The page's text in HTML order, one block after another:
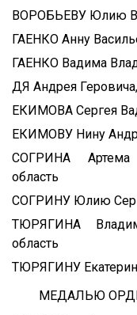
ВОРОБЬЕВУ Юлию
ГАЕНКО Анну
ГАЕНКО Вадима
ДЯ Андрея
ЕКИМОВА Сергея
ЕКИМОВУ Нину
СОГРИНА Артема
область
СОГРИНУ Юлию
ТЮРЯГИНА
область
ТЮРЯГИНУ
МЕДАЛЬЮ